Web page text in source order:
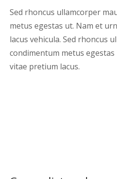
Sed rhoncus ullamcorper
metus egestas ut. Nam et
lacus vehicula. Sed rhoncus
condimentum metus
vitae pretium lacus.